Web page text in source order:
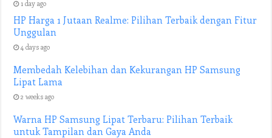
1 day ago
HP Harga 1 Jutaan Realme: Pilihan Terbaik dengan Fitur
Unggulan
4 days ago
Membedah Kelebihan dan Kekurangan HP Samsung
Lipat Lama
2 weeks ago
Warna HP Samsung Lipat Terbaru: Pilihan Terbaik
untuk Tampilan dan Gaya Anda